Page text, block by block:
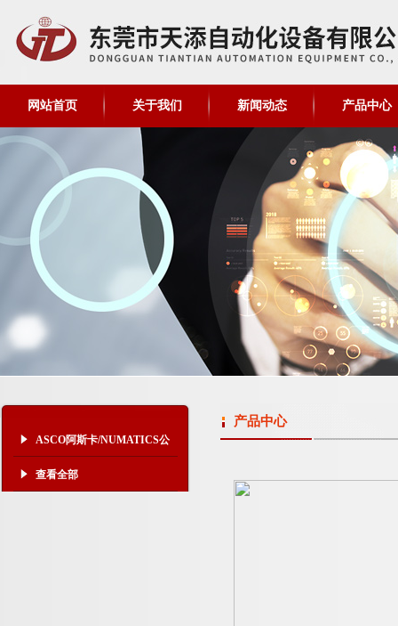
网站首页 关于我们 新闻动态 产品中心
ASCO阿斯卡/NUMATICS公
司
查看全部
产品中心